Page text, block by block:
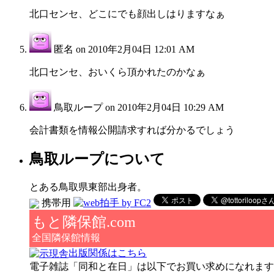
北口センセ、どこにでも顔出しはりますなぁ
匿名 on 2010年2月04日 12:01 AM
北口センセ、おいくら頂かれたのかなぁ
鳥取ループ on 2010年2月04日 10:29 AM
会計書類を情報公開請求すれば分かるでしょう
鳥取ループについて
とある鳥取県東部出身者。
携帯用
もと隣保館.com
全国隣保館情報
出版関係はこちら
電子雑誌「同和と在日」は以下でお買い求めになれま